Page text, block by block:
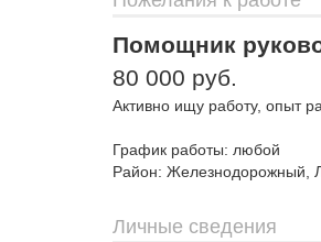
Помощник
80 000 руб.
Активно ищу работу, опыт
График работы: любой
Район: Железнодорожный,
Личные сведения